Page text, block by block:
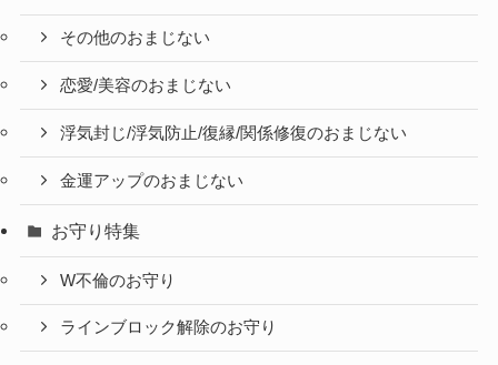
その他のおまじない
恋愛/美容のおまじない
浮気封じ/浮気防止/復縁/関係修復のおまじない
金運アップのおまじない
お守り特集
W不倫のお守り
ラインブロック解除のお守り